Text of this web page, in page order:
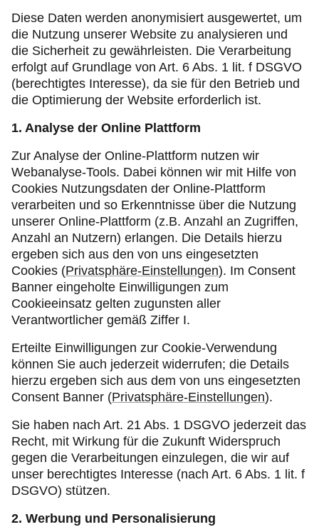
Diese Daten werden anonymisiert ausgewertet, um
die Nutzung unserer Website zu analysieren und
die Sicherheit zu gewährleisten. Die Verarbeitung
erfolgt auf Grundlage von Art. 6 Abs. 1 lit. f DSGVO
(berechtigtes Interesse), da sie für den Betrieb und
die Optimierung der Website erforderlich ist.
1. Analyse der Online Plattform
Zur Analyse der Online-Plattform nutzen wir
Webanalyse-Tools. Dabei können wir mit Hilfe von
Cookies Nutzungsdaten der Online-Plattform
verarbeiten und so Erkenntnisse über die Nutzung
unserer Online-Plattform (z.B. Anzahl an Zugriffen,
Anzahl an Nutzern) erlangen. Die Details hierzu
ergeben sich aus den von uns eingesetzten
Cookies (Privatsphäre-Einstellungen). Im Consent
Banner eingeholte Einwilligungen zum
Cookieeinsatz gelten zugunsten aller
Verantwortlicher gemäß Ziffer I.
Erteilte Einwilligungen zur Cookie-Verwendung
können Sie auch jederzeit widerrufen; die Details
hierzu ergeben sich aus dem von uns eingesetzten
Consent Banner (Privatsphäre-Einstellungen).
Sie haben nach Art. 21 Abs. 1 DSGVO jederzeit das
Recht, mit Wirkung für die Zukunft Widerspruch
gegen die Verarbeitungen einzulegen, die wir auf
unser berechtigtes Interesse (nach Art. 6 Abs. 1 lit. f
DSGVO) stützen.
2. Werbung und Personalisierung